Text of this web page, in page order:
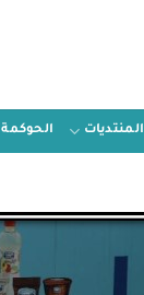
المنتديات الحوكمة